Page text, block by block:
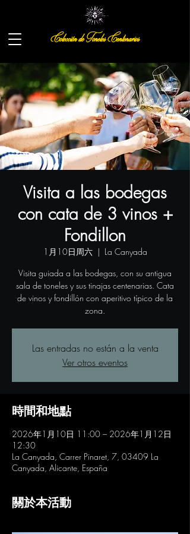
Colección de Toneles Centenarios
Visita a las bodegas
con cata de 3 vinos +
Fondillon
1月10日周六
  |
La Canyada
Visita guiada a las bodegas, con su antigua
sala de toneles y sus tinajas centenarias. Cata
de vinos y fondillón con aperitivo típico de la
zona.
Las entradas no están a la venta
Ver otros eventos
時間和地點
2026年1月10日 11:00 – 2026年1月12日
12:30
La Canyada, Carrer Pinaret, 7, 03409 La
Canyada, Alicante, España
關於本活動